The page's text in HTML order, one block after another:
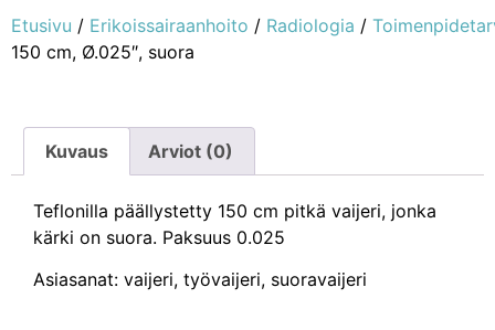
Etusivu / Erikoissairaanhoito / Radiologia /
150 cm, Ø.025″, suora
Kuvaus Arviot (0)
Teflonilla päällystetty 150 cm pitkä vaijeri, jonka
kärki on suora. Paksuus 0.025
Asiasanat: vaijeri, työvaijeri, suoravaijeri